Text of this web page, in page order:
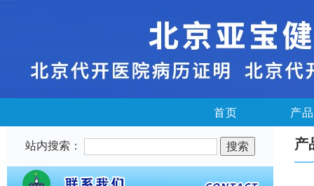
首页 产
站内搜索： 产